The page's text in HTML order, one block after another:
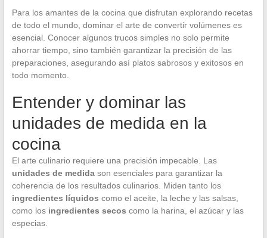
Para los amantes de la cocina que disfrutan explorando recetas
de todo el mundo, dominar el arte de convertir volúmenes es
esencial. Conocer algunos trucos simples no solo permite
ahorrar tiempo, sino también garantizar la precisión de las
preparaciones, asegurando así platos sabrosos y exitosos en
todo momento.
Entender y dominar las
unidades de medida en la
cocina
El arte culinario requiere una precisión impecable. Las
unidades de medidason esenciales para garantizar la
coherencia de los resultados culinarios. Miden tanto los
ingredientes líquidos como el aceite, la leche y las salsas,
como los ingredientes secos como la harina, el azúcar y las
especias.